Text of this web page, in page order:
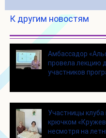
К другим новостям
Амбассадор
провела лекцию
участников
Участницы клуба
крючком
несмотря на